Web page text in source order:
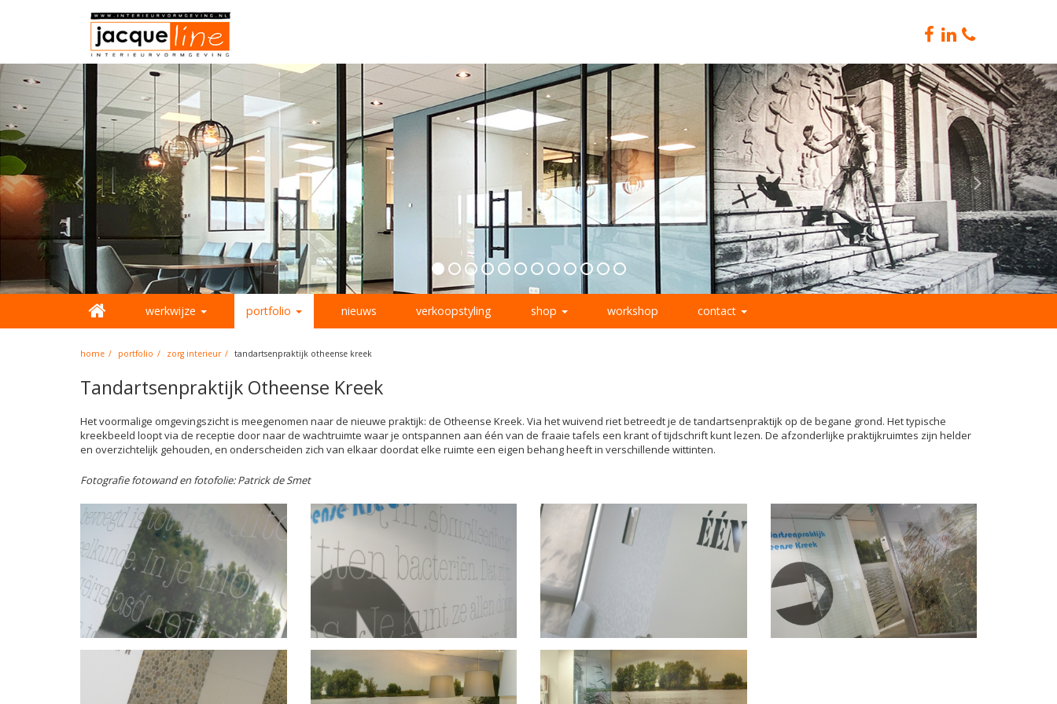
werkwijze portfolio nieuws verkoopstyling shop workshop contact
home portfolio zorg interieur tandartsenpraktijk otheense kreek
Tandartsenpraktijk Otheense Kreek
Het voormalige omgevingszicht is meegenomen naar de nieuwe praktijk: de Otheense Kreek. Via het wuivend riet betreedt je de tandartsenpraktijk op de begane grond. Het typische
kreekbeeld loopt via de receptie door naar de wachtruimte waar je ontspannen aan één van de fraaie tafels een krant of tijdschrift kunt lezen. De afzonderlijke praktijkruimtes zijn helder
en overzichtelijk gehouden, en onderscheiden zich van elkaar doordat elke ruimte een eigen behang heeft in verschillende wittinten.
Fotografie fotowand en fotofolie: Patrick de Smet